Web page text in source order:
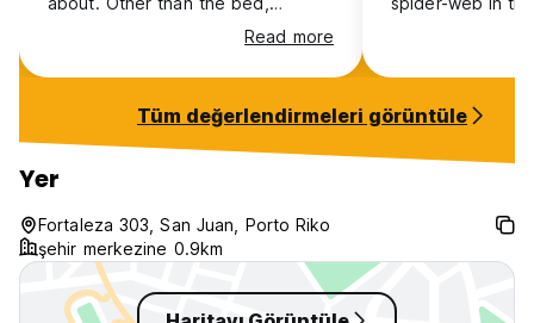
everything else is dirty! Restroom,
kitchen, laundry area, the room
itself, even the locker, Yes, visibly
place for all 4 persons!
Read more
street, so loud
Tüm değerlendirmeleri görüntüle
Yer
Fortaleza 303, San Juan, Porto Riko
şehir merkezine 0.9km